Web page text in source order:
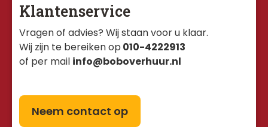
Klantenservice
Vragen of advies? Wij staan voor u klaar.
Wij zijn te bereiken op 010-4222913
of per mail info@boboverhuur.nl
Neem contact op